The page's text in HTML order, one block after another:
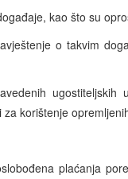
kao što su
o takvim
za korištenje
plaćanja